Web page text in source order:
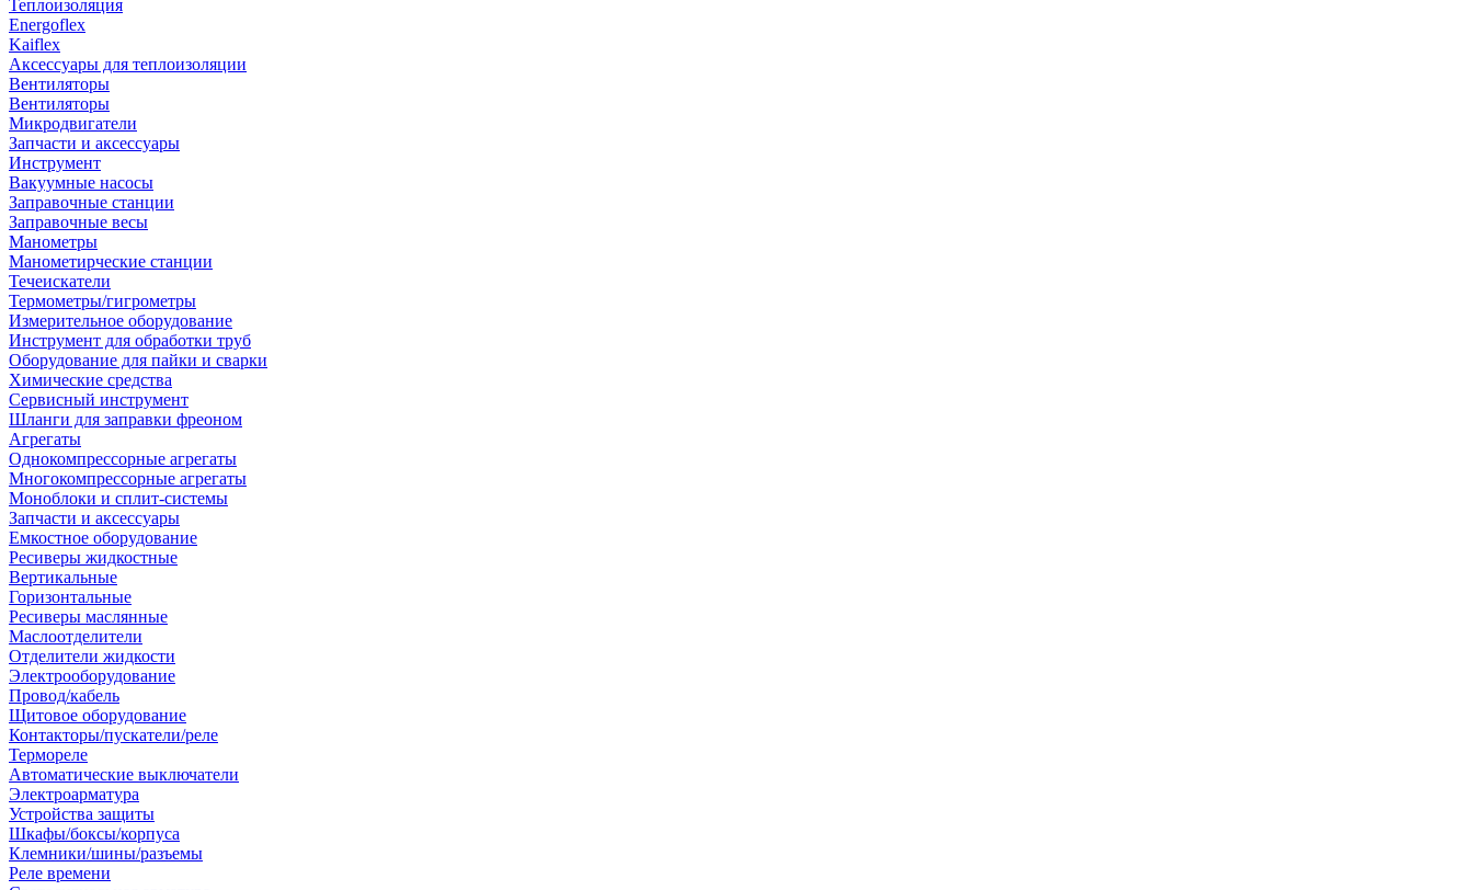
Теплоизоляция
Energoflex
Kaiflex
Аксессуары для теплоизоляции
Вентиляторы
Вентиляторы
Микродвигатели
Запчасти и аксессуары
Инструмент
Вакуумные насосы
Заправочные станции
Заправочные весы
Манометры
Манометирческие станции
Течеискатели
Термометры/гигрометры
Измерительное оборудование
Инструмент для обработки труб
Оборудование для пайки и сварки
Химические средства
Сервисный инструмент
Шланги для заправки фреоном
Агрегаты
Однокомпрессорные агрегаты
Многокомпрессорные агрегаты
Моноблоки и сплит-системы
Запчасти и аксессуары
Емкостное оборудование
Ресиверы жидкостные
Вертикальные
Горизонтальные
Ресиверы маслянные
Маслоотделители
Отделители жидкости
Электрооборудование
Провод/кабель
Щитовое оборудование
Контакторы/пускатели/реле
Термореле
Автоматические выключатели
Электроарматура
Устройства защиты
Шкафы/боксы/корпуса
Клемники/шины/разъемы
Реле времени